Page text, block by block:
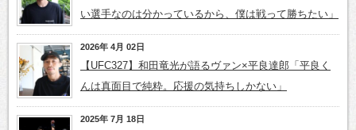
い選手なのは分かっているから、僕は戦って勝ちたい」
2026年 4月 02日
【UFC327】和田竜光が語るヴァン×平良達郎「平良く
んは真面目で純粋。応援の気持ちしかない」
2025年 7月 18日